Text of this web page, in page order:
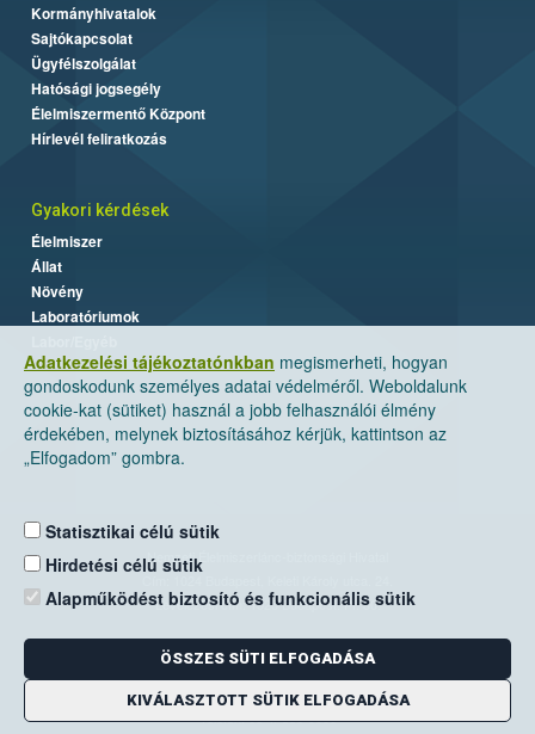
Adatkezelési tájékoztatónkban megismerheti, hogyan
gondoskodunk személyes adatai védelméről. Weboldalunk
cookie-kat (sütiket) használ a jobb felhasználói élmény
érdekében, melynek biztosításához kérjük, kattintson az
„Elfogadom” gombra.
Statisztikai célú sütik
Hirdetési célú sütik
Alapműködést biztosító és funkcionális sütik
ÖSSZES SÜTI ELFOGADÁSA
KIVÁLASZTOTT SÜTIK ELFOGADÁSA
Kormányhivatalok
Sajtókapcsolat
Ügyfélszolgálat
Hatósági jogsegély
Élelmiszermentő Központ
Hírlevél feliratkozás
Gyakori kérdések
Élelmiszer
Állat
Növény
Laboratóriumok
Nemzeti Élelmiszerlánc-biztonsági Hivatal
Levelezési cím: 1525 Budapest. Pf. 30.
E-mail:ugyfelszolgalat@nebih.gov.hu
Zöld szám: 06-80/263-244
Telefon: 06-1/ 336-9000